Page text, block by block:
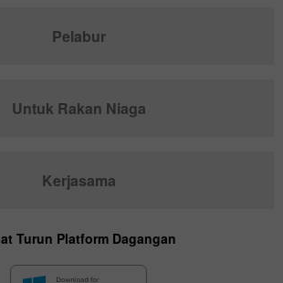
Pelabur
Untuk Rakan Niaga
Kerjasama
Turun Platform Dagangan